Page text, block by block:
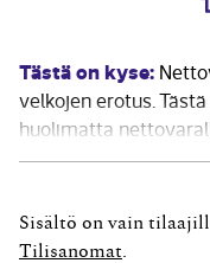
Tästä on kyse:
velkojen erotus.
huolimatta
erityissäännöksiä,
veroilmoitusta
luonteeseen tai
erityissääntöihin.
Sisältö on vain
Tilisanomat